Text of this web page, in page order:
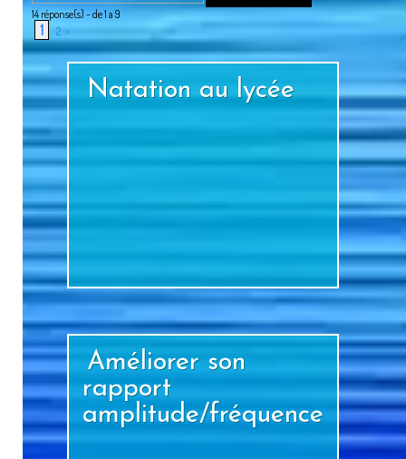
14réponse(s) - de 1 a 9
1 2 >
Natation au lycée
+
Améliorer son
rapport
amplitude/fréquence